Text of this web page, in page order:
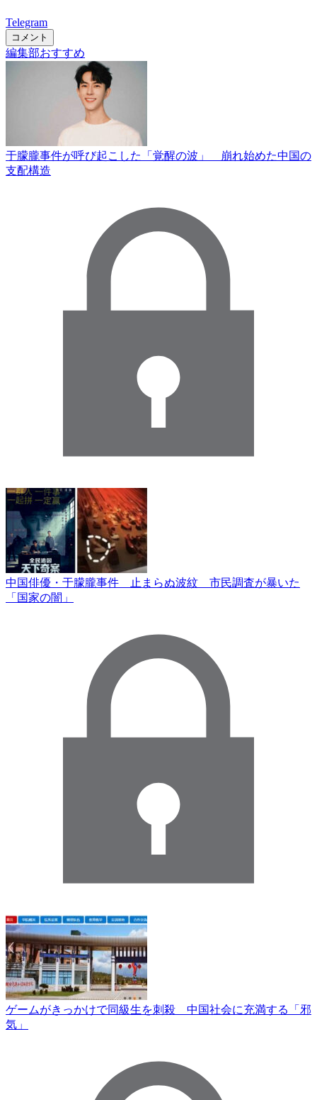
Telegram
コメント
編集部おすすめ
于朦朧事件が呼び起こした「覚醒の波」 崩れ始めた中国の
支配構造
中国俳優・于朦朧事件 止まらぬ波紋 市民調査が暴いた
「国家の闇」
ゲームがきっかけで同級生を刺殺 中国社会に充満する「邪
気」